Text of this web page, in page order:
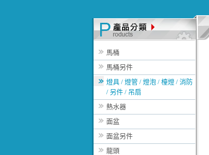
馬桶
馬桶另件
燈具 / 燈管 / 燈泡 / 檯燈 / 消防
/ 另件 / 吊扇
熱水器
面盆
面盆另件
龍頭